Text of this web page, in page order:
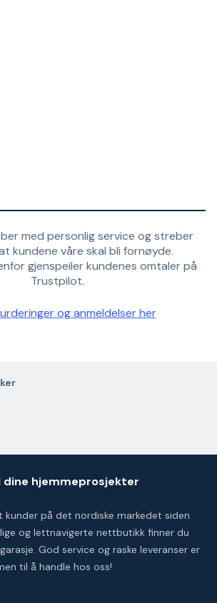
med personlig service og streber
kundene våre skal bli fornøyde.
gjenspeiler kundenes omtaler på
Trustpilot.
og anmeldelser her
hjemmeprosjekter
kunder på det nordiske markedet siden
og lettnavigerte nettbutikk finner du
God service og raske leveranser er
til å handle hos oss!